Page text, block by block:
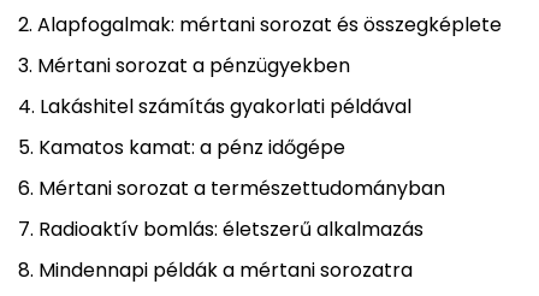
Alapfogalmak: mértani sorozat és összegképlete
Mértani sorozat a pénzügyekben
Lakáshitel számítás gyakorlati példával
Kamatos kamat: a pénz időgépe
Mértani sorozat a természettudományban
Radioaktív bomlás: életszerű alkalmazás
Mindennapi példák a mértani sorozatra